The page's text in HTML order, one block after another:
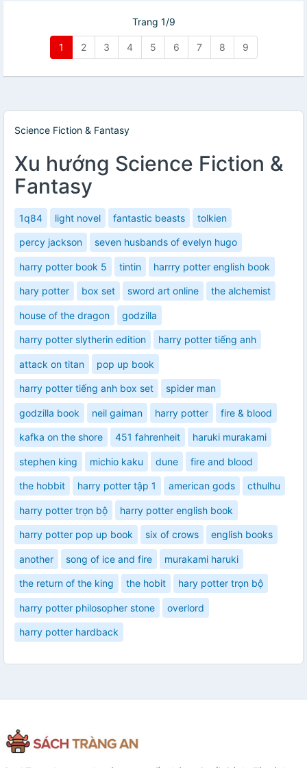
Trang 1/9
1 2 3 4 5 6 7 8 9
Science Fiction & Fantasy
Xu hướng Science Fiction &
Fantasy
1q84 light novel fantastic beasts tolkien
percy jackson seven husbands of evelyn hugo
harry potter book 5 tintin harrry potter english book
hary potter box set sword art online the alchemist
house of the dragon godzilla
harry potter slytherin edition harry potter tiếng anh
attack on titan pop up book
harry potter tiếng anh box set spider man
godzilla book neil gaiman harry potter fire & blood
kafka on the shore 451 fahrenheit haruki murakami
stephen king michio kaku dune fire and blood
the hobbit harry potter tập 1 american gods cthulhu
harry potter trọn bộ harry potter english book
harry potter pop up book six of crows english books
another song of ice and fire murakami haruki
the return of the king the hobit hary potter trọn bộ
harry potter philosopher stone overlord
harry potter hardback